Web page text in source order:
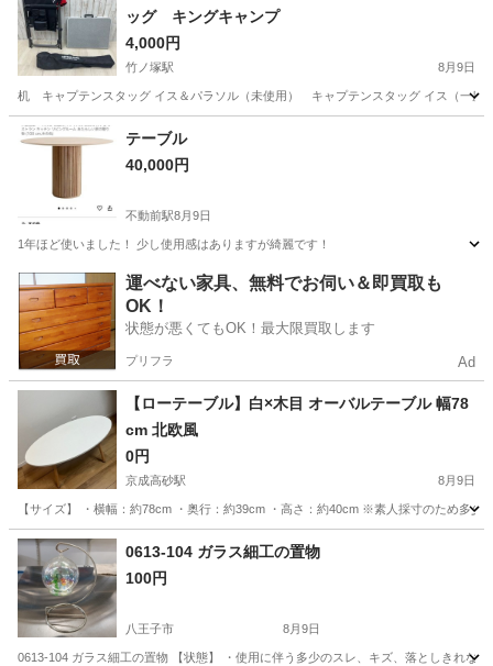
ッグ キングキャンプ
4,000円
竹ノ塚駅 8月9日
机 キャプテンスタッグ イス＆パラソル（未使用） キャプテンスタッグ イス（一度
東京 足立区 竹ノ塚駅
テーブル
40,000円
不動前駅8月9日
1年ほど使いました！ 少し使用感はありますが綺麗です！
東京 目黒区 不動前駅 テーブル
運べない家具、無料でお伺い＆即買取も
OK！
状態が悪くてもOK！最大限買取します
プリフラ Ad
【ローテーブル】白×木目 オーバルテーブル 幅78
cm 北欧風
0円
京成高砂駅 8月9日
【サイズ】 ・横幅：約78cm ・奥行：約39cm ・高さ：約40cm ※素人採寸のため多
東京 葛飾区 テーブル
0613-104 ガラス細工の置物
100円
八王子市 8月9日
0613-104 ガラス細工の置物 【状態】 ・使用に伴う多少のスレ、キズ、落としきれ